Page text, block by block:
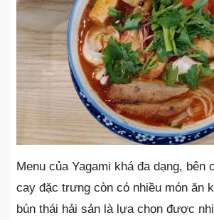
Menu của Yagami khá đa dạng, bên
cay đặc trưng còn có nhiều món ăn
bún thái hải sản là lựa chọn được